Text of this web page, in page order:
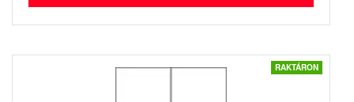
RAKTÁRON